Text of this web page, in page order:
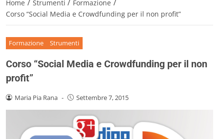
Home / Strumenti / Formazione /
Corso “Social Media e Crowdfunding per il non profit”
Formazione Strumenti
Corso “Social Media e Crowdfunding per il non
profit”
Maria Pia Rana - Settembre 7, 2015